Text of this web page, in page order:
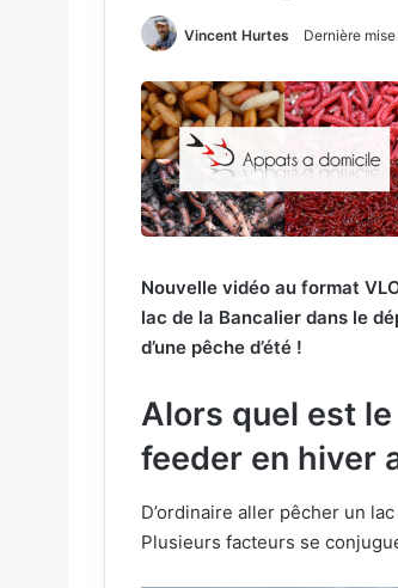
Vincent Hurtes Dernière
Nouvelle vidéo au format
lac de la Bancalier dans le
d’une pêche d’été !
Alors quel est
feeder en hiver
D’ordinaire aller pêcher un
Plusieurs facteurs se